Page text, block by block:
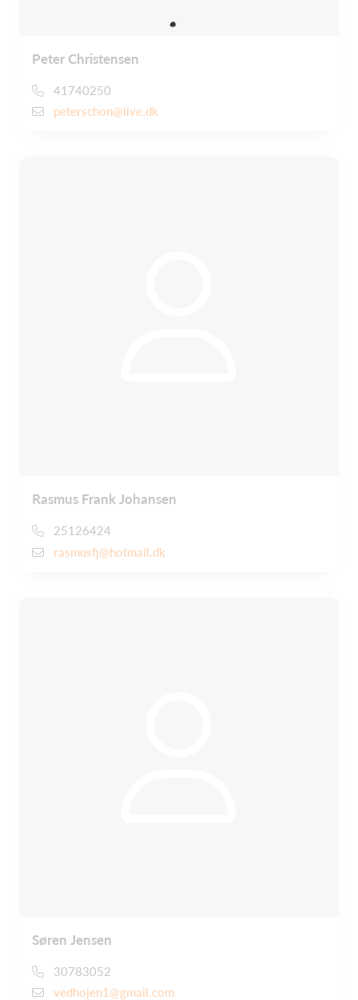
Peter Christensen
41740250
peterschon@live.dk
Rasmus Frank Johansen
25126424
rasmusfj@hotmail.dk
Søren Jensen
30783052
vedhojen1@gmail.com